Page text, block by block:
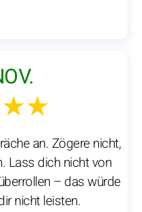
an. Zögere nicht,
Lass dich nicht von
– das würde
nicht leisten.